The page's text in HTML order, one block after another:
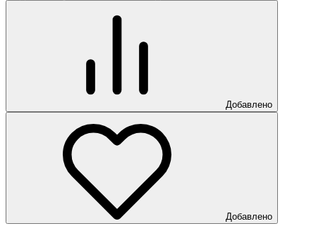
Добавлено
Добавлено